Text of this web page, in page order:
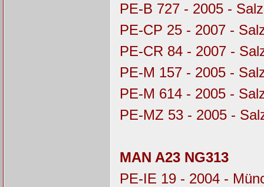
PE-B 727 - 2005 -
PE-CP 25 - 2007 -
PE-CR 84 - 2007 -
PE-M 157 - 2005 -
PE-M 614 - 2005 -
PE-MZ 53 - 2005 -
MAN A23 NG313
PE-IE 19 - 2004 -